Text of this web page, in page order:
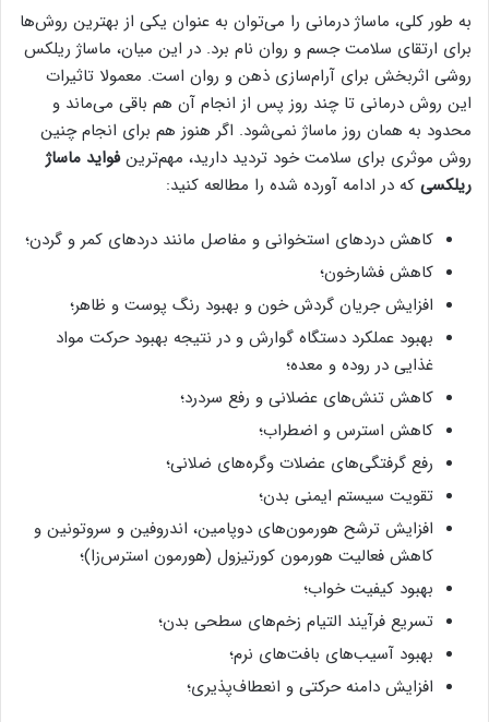
به طور کلی، ماساژ درمانی را می‌توان به عنوان یکی از بهترین روش‌ها
برای ارتقای سلامت جسم و روان نام برد. در این میان، ماساژ ریلکس
روشی اثربخش برای آرام‌سازی ذهن و روان است. معمولا تاثیرات
این روش درمانی تا چند روز پس از انجام آن هم باقی می‌ماند و
محدود به همان روز ماساژ نمی‌شود. اگر هنوز هم برای انجام چنین
روش موثری برای سلامت خود تردید دارید، مهم‌ترینفواید ماساژ
ریلکسی که در ادامه آورده شده را مطالعه کنید:
کاهش دردهای استخوانی و مفاصل مانند دردهای کمر و گردن؛
کاهش فشارخون؛
افزایش جریان گردش خون و بهبود رنگ پوست و ظاهر؛
بهبود عملکرد دستگاه گوارش و در نتیجه بهبود حرکت مواد
غذایی در روده و معده؛
کاهش تنش‌های عضلانی و رفع سردرد؛
کاهش استرس و اضطراب؛
رفع گرفتگی‌های عضلات وگره‌های ضلانی؛
تقویت سیستم ایمنی بدن؛
افزایش ترشح هورمون‌های دوپامین، اندروفین و سروتونین و
کاهش فعالیت هورمون کورتیزول (هورمون استرس‌زا)؛
بهبود کیفیت خواب؛
تسریع فرآیند التیام زخم‌های سطحی بدن؛
بهبود آسیب‌های بافت‌های نرم؛
افزایش دامنه حرکتی و انعطاف‌پذیری؛